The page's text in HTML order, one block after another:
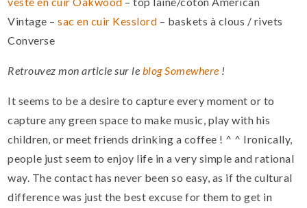
Vintage –sac en cuir Kesslord – baskets à clous / rivets
Converse
Retrouvez mon article sur le blog Somewhere !
It seems to be a desire to capture every moment or to
capture any green space to make music, play with his
children, or meet friends drinking a coffee ! ^ ^ Ironically,
people just seem to enjoy life in a very simple and rational
way. The contact has never been so easy, as if the cultural
difference was just the best excuse for them to get in